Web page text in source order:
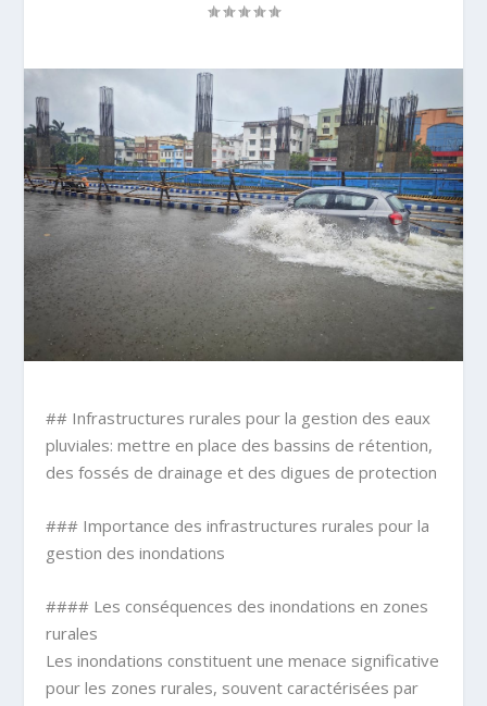
## Infrastructures rurales pour la gestion des eaux
pluviales: mettre en place des bassins de rétention,
des fossés de drainage et des digues de protection
### Importance des infrastructures rurales pour la
gestion des inondations
#### Les conséquences des inondations en zones
rurales
Les inondations constituent une menace significative
pour les zones rurales, souvent caractérisées par